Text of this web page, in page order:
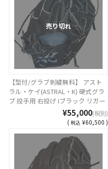
売り切れ
【型付/グラブ刺繍無料】 アスト
ラル・ケイ(ASTRAL・K) 硬式グラ
ブ 投手用 右投げ Iブラック リガー
レバック MADE IN TSURUGA
JAPAN AST-1K-50T-250821 [ 型付
け無料 硬式グラブ刺繍2ヶ所無料
(単色のみ)※縁取り・影付きの場
合、1ヶ所+3300円(税込)]
¥55,000(税別)
( 税込 ¥60,500 )